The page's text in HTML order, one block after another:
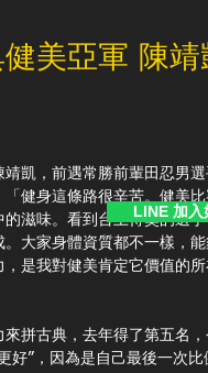
美亞軍 陳
凱，前遇常勝前輩田忍男
健身這條路很辛苦。健美
滋味。看到台上得獎的選
大家身體資質都不一樣，
是我對健美肯定它價值的
拼古典，去年得了第五名
好”，因為是自己最後一次
LINE 加入